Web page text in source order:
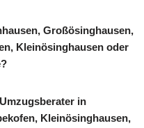
Großösinghausen,
Kleinösinghausen oder
in
Kleinösinghausen,